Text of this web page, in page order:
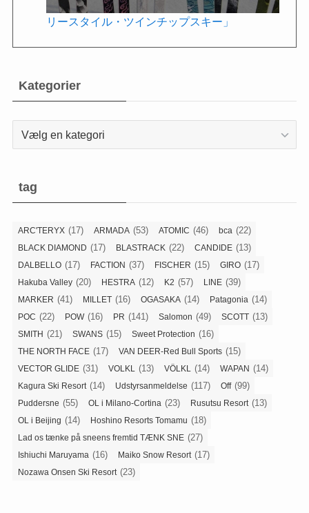
リースタイル・ツインチップスキー」
Kategorier
tag
ARC'TERYX (17) ARMADA (53) ATOMIC (46) bca (22)
BLACK DIAMOND (17) BLASTRACK (22) CANDIDE (13)
DALBELLO (17) FACTION (37) FISCHER (15) GIRO (17)
Hakuba Valley (20) HESTRA (12) K2 (57) LINE (39)
MARKER (41) MILLET (16) OGASAKA (14) Patagonia (14)
POC (22) POW(16) PR (141) Salomon (49) SCOTT (13)
SMITH (21) SWANS (15) Sweet Protection (16)
THE NORTH FACE (17) VAN DEER-Red Bull Sports (15)
VECTOR GLIDE (31) VOLKL (13) VÖLKL (14) WAPAN (14)
Kagura Ski Resort (14) Udstyrsanmeldelse (117) Off(99)
Puddersne (55) OL i Milano-Cortina (23) Rusutsu Resort (13)
OL i Beijing (14) Hoshino Resorts Tomamu (18)
Lad os tænke på sneens fremtid TÆNK SNE (27)
Ishiuchi Maruyama (16) Maiko Snow Resort (17)
Nozawa Onsen Ski Resort (23)